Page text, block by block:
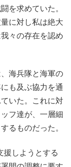
を求めていた。
に対し私は絶大
々の存在を認め
海兵隊と海軍の
も及ぶ協力を通
いた。これに対
フ達が、一層細
るものだった。
援しようとする